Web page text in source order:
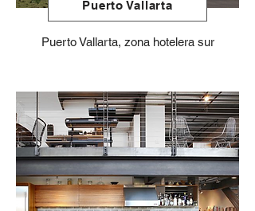
Puerto Vallarta
Puerto Vallarta, zona hotelera sur